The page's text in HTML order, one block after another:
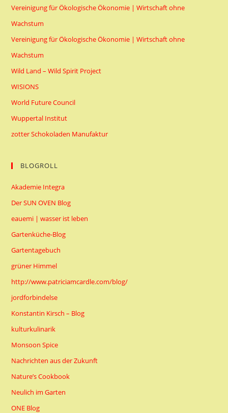
Vereinigung für Ökologische Ökonomie | Wirtschaft ohne
Wachstum
Vereinigung für Ökologische Ökonomie | Wirtschaft ohne
Wachstum
Wild Land – Wild Spirit Project
WISIONS
World Future Council
Wuppertal Institut
zotter Schokoladen Manufaktur
BLOGROLL
Akademie Integra
Der SUN OVEN Blog
eauemi | wasser ist leben
Gartenküche-Blog
Gartentagebuch
grüner Himmel
http://www.patriciamcardle.com/blog/
jordforbindelse
Konstantin Kirsch – Blog
kulturkulinarik
Monsoon Spice
Nachrichten aus der Zukunft
Nature’s Cookbook
Neulich im Garten
ONE Blog